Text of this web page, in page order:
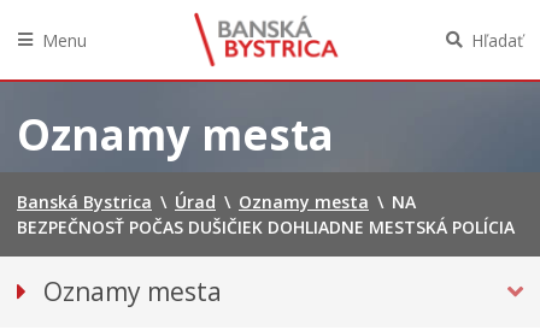
obsah
Menu Hľadať
Oznamy mesta
Banská Bystrica \ Úrad \ Oznamy mesta \ NA
BEZPEČNOSŤ POČAS DUŠIČIEK DOHLIADNE MESTSKÁ POLÍCIA
Oznamy mesta